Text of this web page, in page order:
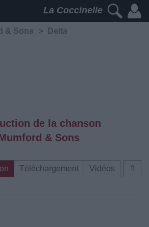
La Coccinelle
& Sons > Delta
de la chanson
& Sons
⇑
Téléchargement
Vidéos